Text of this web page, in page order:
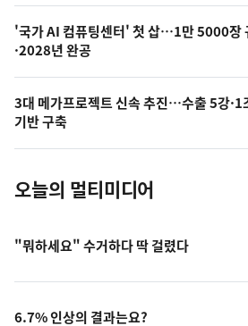
오
의
사
진
'국가 AI 컴퓨팅센터' 첫 삽…1만 5000장
·2028년 완공
3대 메가프로젝트 신속 추진…수출 5강·1
기반 구축
오늘의 멀티미디어
"뭐하세요" 수거하다 딱 걸렸다
6.7% 인상의 결과는요?